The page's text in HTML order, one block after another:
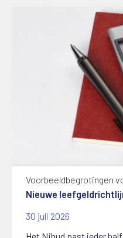
Voorbeeldbegrotingen
Nieuwe
30 juli 2026